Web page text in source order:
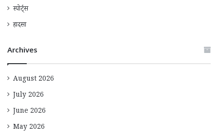
स्पोर्ट्स
हादसा
Archives
August 2026
July 2026
June 2026
May 2026